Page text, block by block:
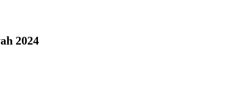
2024